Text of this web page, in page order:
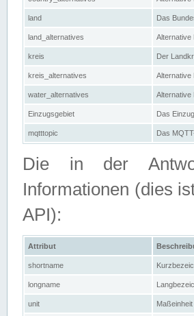
land Das
land_alternatives Alternative
kreis Der
kreis_alternatives Alternative
water_alternatives Alternative
Einzugsgebiet Das
mqtttopic Das
Die in der
Informationen (dies
API):
Attribut
shortname
longname
unit Maßeinheit